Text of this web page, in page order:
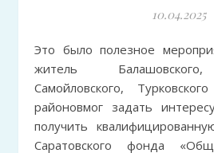
10.04.2025
Это было полезное мероприятие, где каждый
житель Балашовского,
Самойловского,
районовмог задать
получить
Саратовского фонда